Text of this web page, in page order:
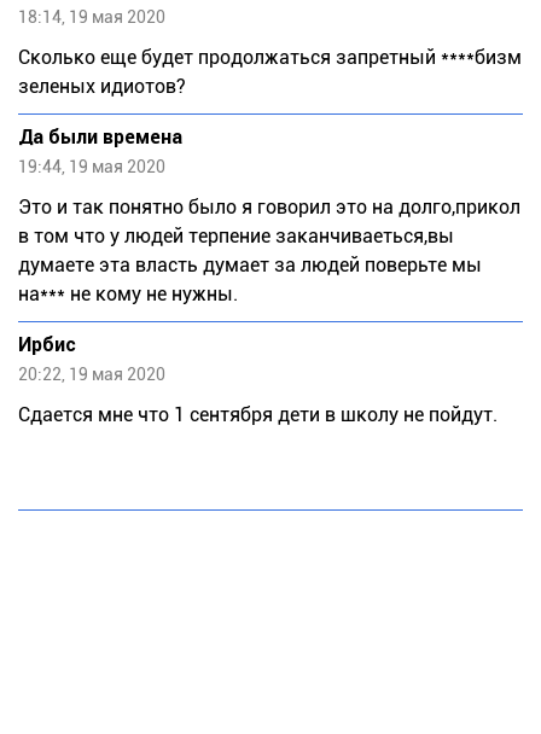
18:14, 19 мая 2020
Сколько еще будет продолжаться запретный ****бизм
зеленых идиотов?
Да были времена
19:44, 19 мая 2020
Это и так понятно было я говорил это на долго,прикол
в том что у людей терпение заканчиваеться,вы
думаете эта власть думает за людей поверьте мы
на*** не кому не нужны.
Ирбис
20:22, 19 мая 2020
Сдается мне что 1 сентября дети в школу не пойдут.